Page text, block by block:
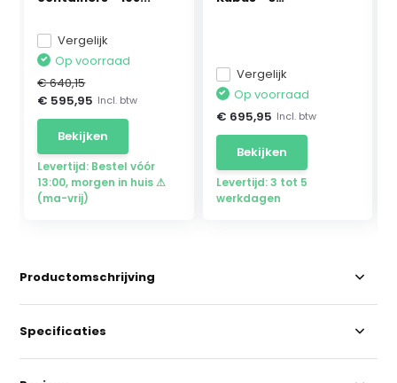
Vergelijk
Op voorraad
€ 640,15
€ 595,95 Incl. btw
Bekijken
Levertijd: Bestel vóór
13:00, morgen in huis ⚠
(ma-vrij)
Vergelijk
Op voorraad
€ 695,95 Incl. btw
Bekijken
Levertijd: 3 tot 5
werkdagen
Productomschrijving
Specificaties